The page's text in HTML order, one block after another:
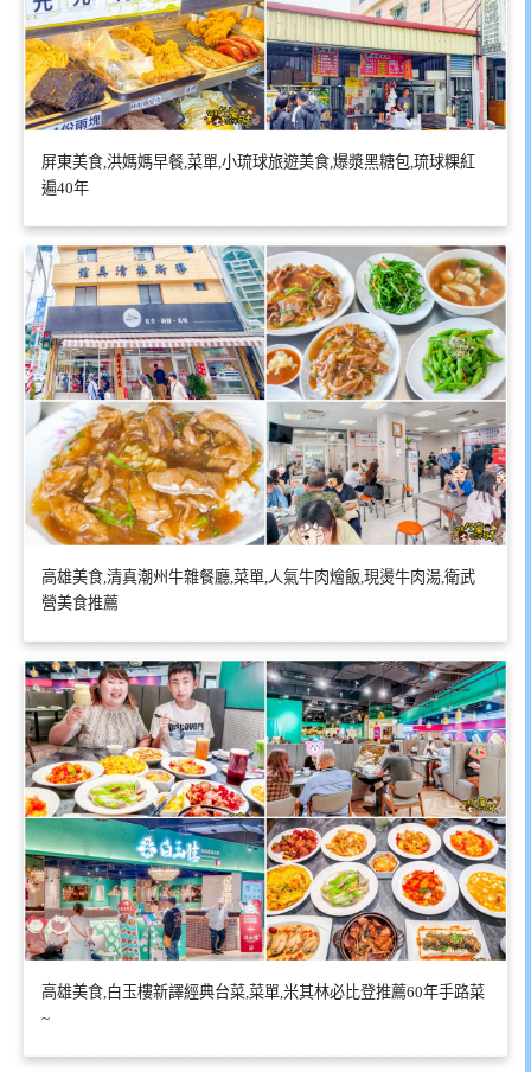
屏東美食,洪媽媽早餐,菜單,小琉球旅遊美食,爆漿黑糖包,琉球粿紅
遍40年
高雄美食,清真潮州牛雜餐廳,菜單,人氣牛肉燴飯,現燙牛肉湯,衛武
營美食推薦
高雄美食,白玉樓新譯經典台菜,菜單,米其林必比登推薦60年手路菜
~